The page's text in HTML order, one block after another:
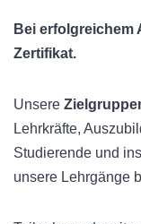
Bei erfolgreichem
Zertifikat.
Unsere
Lehrkräfte,
Studierende und
unsere Lehrgänge